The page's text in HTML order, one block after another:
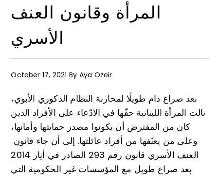
المرأة وقانون العنف
الأسري
October 17, 2021 By Aya Ozeir
بعد صراع دام طويلًا لمحاربة النظام الذكوري الأبوي،
نالت المرأة اللبنانية حقّها في الادّعاء على الأفراد الذين
كان من المفترض أن يكونوا مصدر حمايتها وأمانها،
وعلى من يعنّفها من أفراد عائلتها. إلى أن جاء قانون
العنف الأسري قانون رقم 293 الصادر في أيار 2014
بعد صراع طويل مع المؤسسات غير الحكومية التي